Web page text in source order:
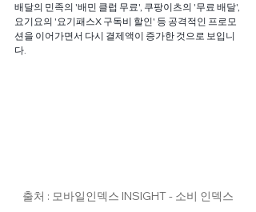
배달의 민족의 '배민 클럽 무료', 쿠팡이츠의 '무료 배달',
요기요의 '요기패스X 구독비 할인' 등 공격적인 프로모
션을 이어가면서 다시 결제액이 증가한 것으로 보입니
다.
출처 : 모바일인덱스 INSIGHT - 소비 인덱스